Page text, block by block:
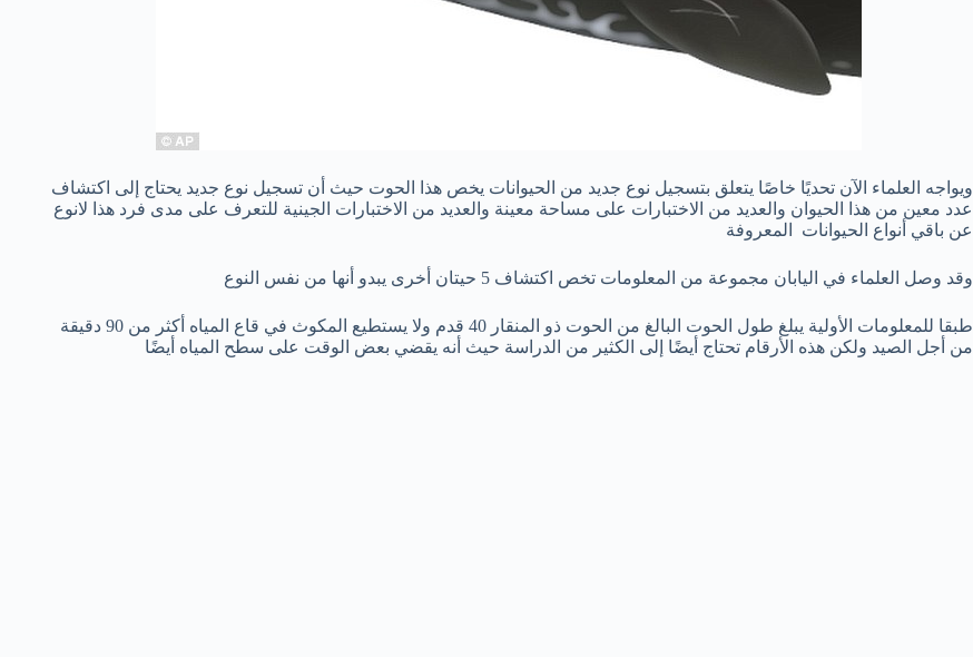
ويواجه العلماء الآن تحديًا خاصًا يتعلق بتسجيل نوع جديد من الحيوانات يخص هذا الحوت حيث أن تسجيل نوع جديد يحتاج إلى اكتشاف
عدد معين من هذا الحيوان والعديد من الاختبارات على مساحة معينة والعديد من الاختبارات الجينية للتعرف على مدى فرد هذا لانوع
عن باقي أنواع الحيوانات المعروفة
وقد وصل العلماء في اليابان مجموعة من المعلومات تخص اكتشاف 5 حيتان أخرى يبدو أنها من نفس النوع
طبقا للمعلومات الأولية يبلغ طول الحوت البالغ من الحوت ذو المنقار 40 قدم ولا يستطيع المكوث في قاع المياه أكثر من 90 دقيقة
من أجل الصيد ولكن هذه الأرقام تحتاج أيضًا إلى الكثير من الدراسة حيث أنه يقضي بعض الوقت على سطح المياه أيضًا